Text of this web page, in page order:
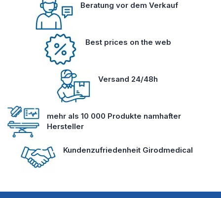
Beratung vor dem Verkauf
Best prices on the web
Versand 24/48h
mehr als 10 000 Produkte namhafter
Hersteller
Kundenzufriedenheit Girodmedical